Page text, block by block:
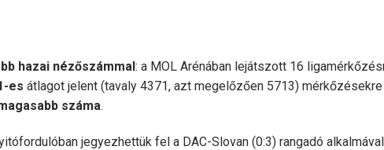
hazai nézőszámmal: a MOL Arénában lejátszott 16
es átlagot jelent (tavaly 4371, azt megelőzően 5713) mérkőzésekre
száma.
jegyezhettük fel a DAC-Slovan (0:3) rangadó